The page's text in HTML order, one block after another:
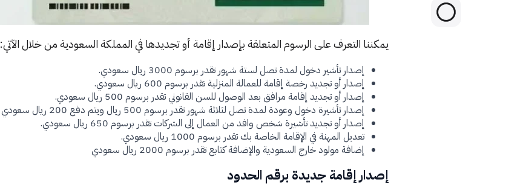
يمكننا التعرف على الرسوم المتعلقة بإصدار إقامة أو تجديدها في المملكة السعودية من خلال الآتي:
إصدار تأشير دخول لمدة تصل لستة شهور تقدر برسوم 3000 ريال سعودي.
إصدار أو تجديد رخصة إقامة للعمالة المنزلية تقدر برسوم 600 ريال سعودي.
إصدار أو تجديد إقامة مرافق بعد الوصول للسن القانوني تقدر برسوم 500 ريال سعودي.
إصدار تأشيرة دخول وعودة لمدة تصل لثلاثة شهور تقدر برسوم 500 ريال ويتم دفع 200 ريال سعودي لكل شهر إضافي.
إصدار أو تجديد تأشيرة شخص وافد من العمال إلى الشركات تقدر برسوم 650 ريال سعودي.
تعديل المهنة في الإقامة الخاصة بك تقدر برسوم 1000 ريال سعودي.
إضافة مولود خارج السعودية والإضافة كتابع تقدر برسوم 2000 ريال سعودي
إصدار إقامة جديدة برقم الحدود